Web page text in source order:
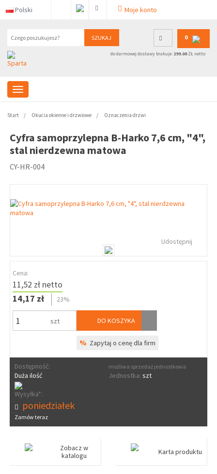
Polski Moje konto
SZUKAJ 0
do darmowej dostawy brakuje: 299.00ZŁ netto
Start Okucia okienne i drzwiowe Oznaczenia drzwi
Cyfra samoprzylepna B-Harko 7,6 cm, "4",
stal nierdzewna matowa
CY-HR-004
Udostępnij
Cena:
11,52 zł netto
14,17 zł
23%
szt DO KOSZYKA
% Zapytaj o cenę dla firm
Dostępność:
Duża ilość
możliwa sprzedaż jednostkowa
Jednostka: szt
Wysyłka*:
poniedziałek
Zamów teraz
Zobacz w
katalogu
Karta produktu